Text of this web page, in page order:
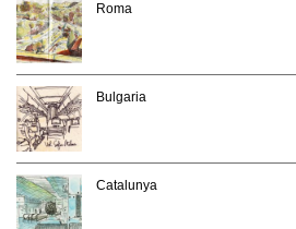
Roma
Bulgaria
Catalunya